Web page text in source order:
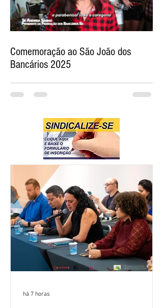
Comemoração ao São João dos
Bancários 2025
há 7 horas